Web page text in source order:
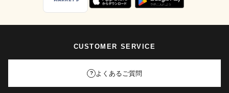
CUSTOMER SERVICE
? よくあるご質問